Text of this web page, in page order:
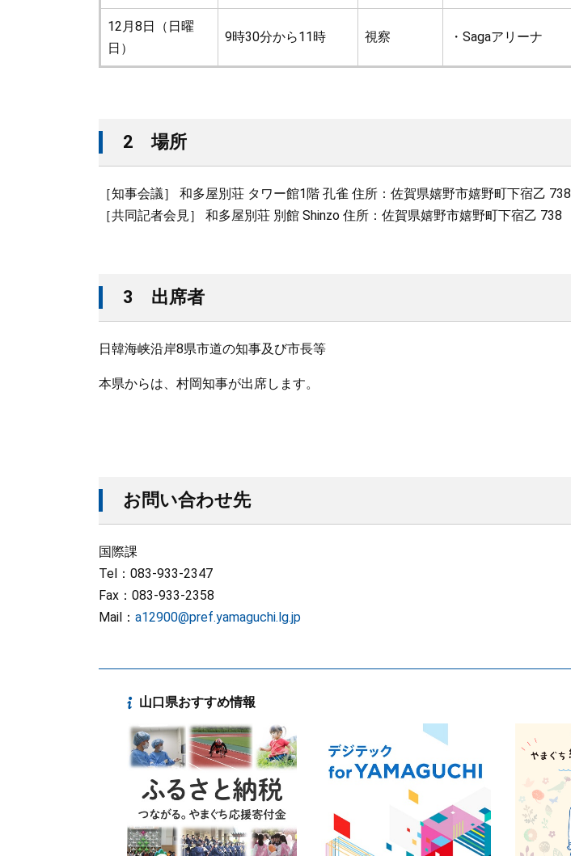
12月8日（日曜
日）
9時30分から11時 視察 ・Sagaアリーナ
2 場所
［知事会議］ 和多屋別荘 タワー館1階 孔雀 住所：佐賀県嬉野市嬉野町下宿乙 738
［共同記者会見］ 和多屋別荘 別館 Shinzo 住所：佐賀県嬉野市嬉野町下宿乙 738
3 出席者
日韓海峡沿岸8県市道の知事及び市長等
本県からは、村岡知事が出席します。
お問い合わせ先
国際課
Tel：083-933-2347
Fax：083-933-2358
Mail： a12900@pref.yamaguchi.lg.jp
山口県おすすめ情報